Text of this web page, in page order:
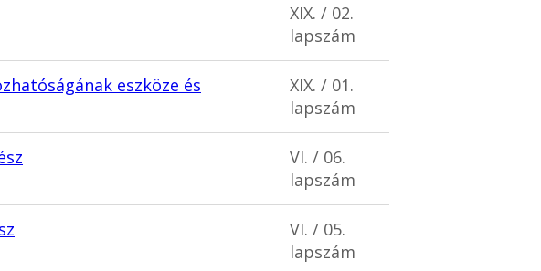
XIX. / 02.
lapszám
eszköze és
XIX. / 01.
lapszám
VI. / 06.
lapszám
VI. / 05.
lapszám